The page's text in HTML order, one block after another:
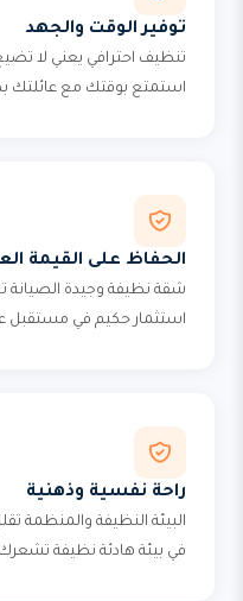
توفير الوقت والجهد
تنظيف احترافي يعني لا
استمتع بوقتك مع عائلتك
الحفاظ على القيمة
شقة نظيفة وجيدة الصيانة
استثمار حكيم في مستقبل
راحة نفسية وذهنية
البيئة النظيفة والمنظمة
في بيئة هادئة نظيفة